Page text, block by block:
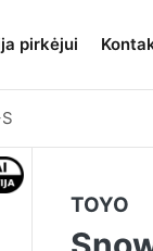
pirkėjui
TOYO